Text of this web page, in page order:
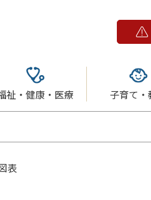
祉・健康・医療 子育て・
表